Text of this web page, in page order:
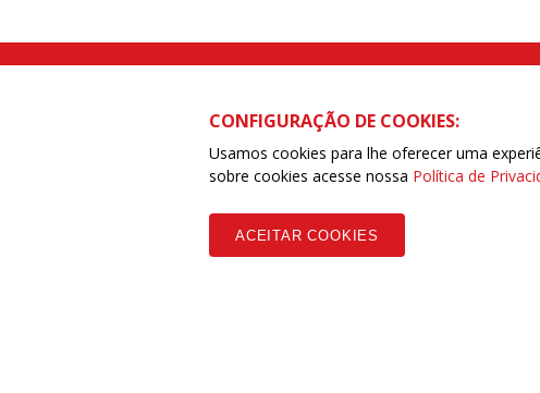
Rua Caetano Pinto nº 575 CEP 03041-000
Copyleft CUT Central Única dos Trabalhadores 3.960 - Entidades Filiadas |
CONFIGURAÇÃO DE COOKIES:
Usamos cookies para lhe oferecer uma
sobre cookies acesse nossa Política de
ACEITAR COOKIES